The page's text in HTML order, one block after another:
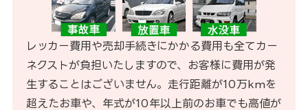
レッカー費用や売却手続きにかかる費用も全てカー
ネクストが負担いたしますので、お客様に費用が発
生することはございません。走行距離が10万kmを
超えたお車や、年式が10年以上前のお車でも高値が